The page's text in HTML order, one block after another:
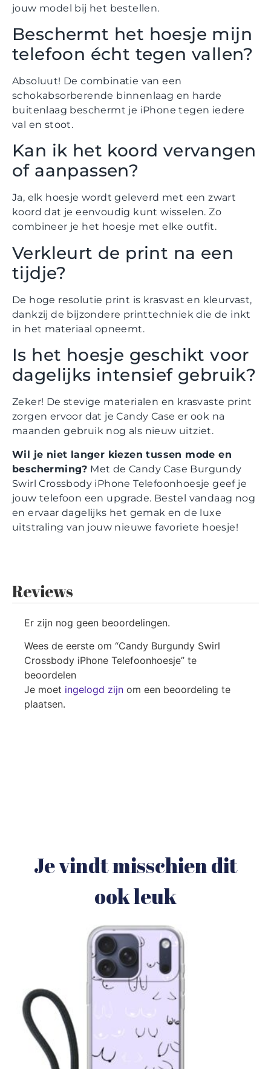
jouw model bij het bestellen.
Beschermt het hoesje mijn
telefoon écht tegen vallen?
Absoluut! De combinatie van een
schokabsorberende binnenlaag en harde
buitenlaag beschermt je iPhone tegen iedere
val en stoot.
Kan ik het koord vervangen
of aanpassen?
Ja, elk hoesje wordt geleverd met een zwart
koord dat je eenvoudig kunt wisselen. Zo
combineer je het hoesje met elke outfit.
Verkleurt de print na een
tijdje?
De hoge resolutie print is krasvast en kleurvast,
dankzij de bijzondere printtechniek die de inkt
in het materiaal opneemt.
Is het hoesje geschikt voor
dagelijks intensief gebruik?
Zeker! De stevige materialen en krasvaste print
zorgen ervoor dat je Candy Case er ook na
maanden gebruik nog als nieuw uitziet.
Wil je niet langer kiezen tussen mode en
bescherming? Met de Candy Case Burgundy
Swirl Crossbody iPhone Telefoonhoesje geef je
jouw telefoon een upgrade. Bestel vandaag nog
en ervaar dagelijks het gemak en de luxe
uitstraling van jouw nieuwe favoriete hoesje!
Reviews
Er zijn nog geen beoordelingen.
Wees de eerste om “Candy Burgundy Swirl
Crossbody iPhone Telefoonhoesje” te
beoordelen
Je moet ingelogd zijn om een beoordeling te
plaatsen.
Je vindt misschien dit
ook leuk